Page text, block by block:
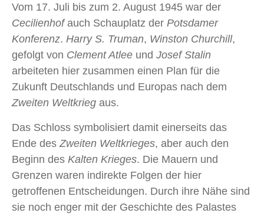
Vom 17. Juli bis zum 2. August 1945 war der
Cecilienhofauch Schauplatz der Potsdamer
Konferenz. Harry S. Truman, Winston Churchill,
gefolgt von Clement Atlee und Josef Stalin
arbeiteten hier zusammen einen Plan für die
Zukunft Deutschlands und Europas nach dem
Zweiten Weltkrieg aus.
Das Schloss symbolisiert damit einerseits das
Ende des Zweiten Weltkrieges, aber auch den
Beginn des Kalten Krieges. Die Mauern und
Grenzen waren indirekte Folgen der hier
getroffenen Entscheidungen. Durch ihre Nähe sind
sie noch enger mit der Geschichte des Palastes